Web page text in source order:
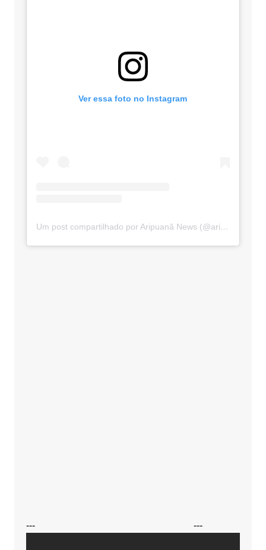
Ver essa foto no Instagram
Um post compartilhado por Aripuanã News (@aripuananews)
--- ---